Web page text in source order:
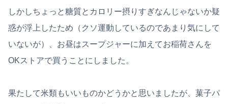
しかしちょっと糖質とカロリー摂りすぎなんじゃないか疑
惑が浮上したため（クソ運動しているのであまり気にして
いないが）、お昼はスープジャーに加えてお稲荷さんを
OKストアで買うことにしました。
果たして米類もいいものかどうかと思いましたが、菓子パ